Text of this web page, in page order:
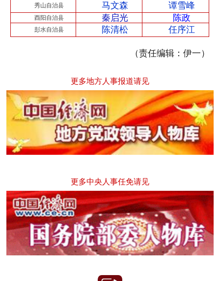
秀山自治县 马文森 谭雪峰
酉阳自治县 秦启光 陈政
彭水自治县 陈清松 任序江
（责任编辑：伊一）
更多地方人事报道请见
更多中央人事任免请见